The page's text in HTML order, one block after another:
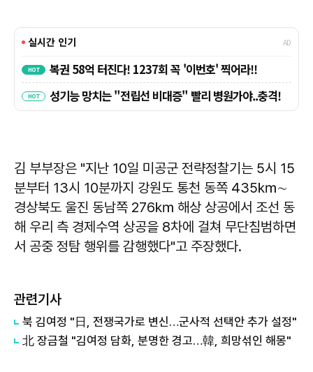
김 부부장은 "지난 10일 미공군 전략정찰기는 5시 15
분부터 13시 10분까지 강원도 통천 동쪽 435㎞∼
경상북도 울진 동남쪽 276㎞ 해상 상공에서 조선 동
해 우리 측 경제수역 상공을 8차에 걸쳐 무단침범하면
서 공중 정탐 행위를 감행했다"고 주장했다.
관련기사
북 김여정 "日, 전쟁국가로 변신…군사적 선택안 추가 설정"
北 장금철 "김여정 담화, 분명한 경고…韓, 희망섞인 해몽"